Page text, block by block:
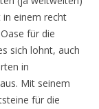
in einem recht
für die
sich lohnt, auch
in
Mit seinem
für die